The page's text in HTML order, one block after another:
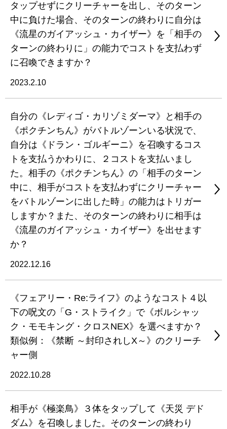
タップせずにクリーチャーを出し、そのターン
中に負けた場合、そのターンの終わりに自分は
《流星のガイアッシュ・カイザー》を「相手の
ターンの終わりに」の能力でコストを支払わず
に召喚できますか？
2023.2.10
自分の《レディゴ・カリゾミダーマ》と相手の
《ポクチンちん》がバトルゾーンいる状況で、
自分は《ドラン・ゴルギーニ》を召喚するコス
トを支払うかわりに、２コストを支払いまし
た。相手の《ポクチンちん》の「相手のターン
中に、相手がコストを支払わずにクリーチャー
をバトルゾーンに出した時」の能力はトリガー
しますか？また、そのターンの終わりに相手は
《流星のガイアッシュ・カイザー》を出せます
か？
2022.12.16
《フェアリー・Re:ライフ》のようなコスト４以
下の呪文の「G・ストライク」で《ボルシャッ
ク・モモキング・クロスNEX》を選べますか？
類似例：《禁断 ～封印されしX～》のクリーチ
ャー側
2022.10.28
相手が《極楽鳥》３体をタップして《天災 デド
ダム》を召喚しました。そのターンの終わり